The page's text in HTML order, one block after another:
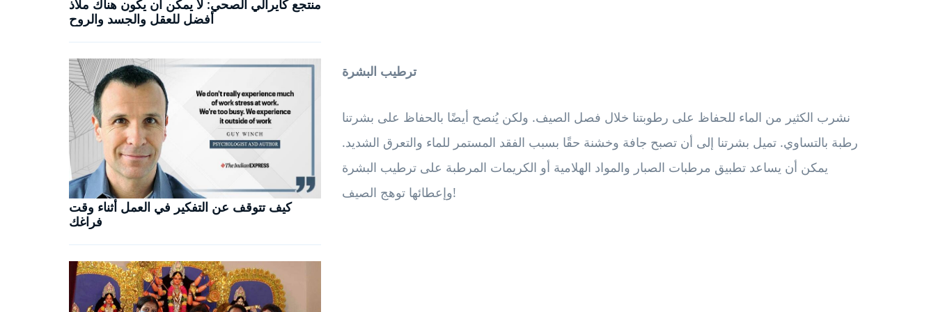
منتجع كايرالي الصحي: لا يمكن أن يكون هناك ملاذ
أفضل للعقل والجسد والروح
كيف تتوقف عن التفكير في العمل أثناء وقت
فراغك
ترطيب البشرة
نشرب الكثير من الماء للحفاظ على رطوبتنا خلال فصل الصيف. ولكن يُنصح أيضًا بالحفاظ على بشرتنا
رطبة بالتساوي. تميل بشرتنا إلى أن تصبح جافة وخشنة حقًا بسبب الفقد المستمر للماء والتعرق الشديد.
يمكن أن يساعد تطبيق مرطبات الصبار والمواد الهلامية أو الكريمات المرطبة على ترطيب البشرة
وإعطائها توهج الصيف!